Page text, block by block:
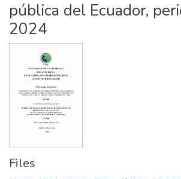
pública del Ecuador,
2024
Files